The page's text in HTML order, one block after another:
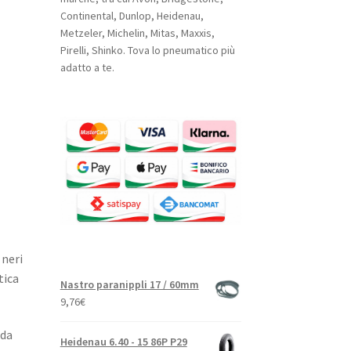
Continental, Dunlop, Heidenau,
Metzeler, Michelin, Mitas, Maxxis,
Pirelli, Shinko. Tova lo pneumatico più
adatto a te.
Nastro paranippli 17 / 60mm
9,76€
Heidenau 6.40 - 15 86P P29